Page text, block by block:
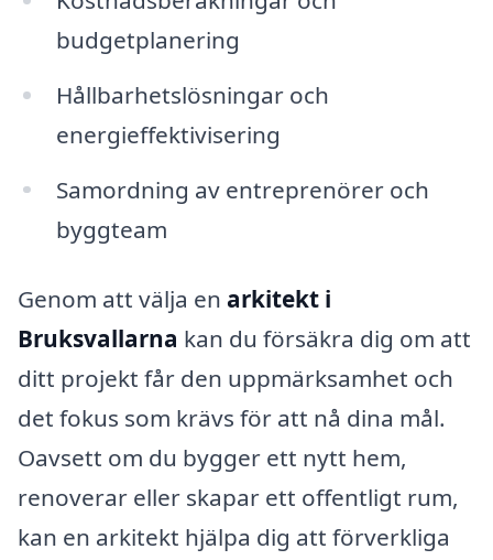
budgetplanering
Hållbarhetslösningar och
energieffektivisering
Samordning av entreprenörer och
byggteam
Genom att välja en arkitekt i
Bruksvallarna kan du försäkra dig om att
ditt projekt får den uppmärksamhet och
det fokus som krävs för att nå dina mål.
Oavsett om du bygger ett nytt hem,
renoverar eller skapar ett offentligt rum,
kan en arkitekt hjälpa dig att förverkliga